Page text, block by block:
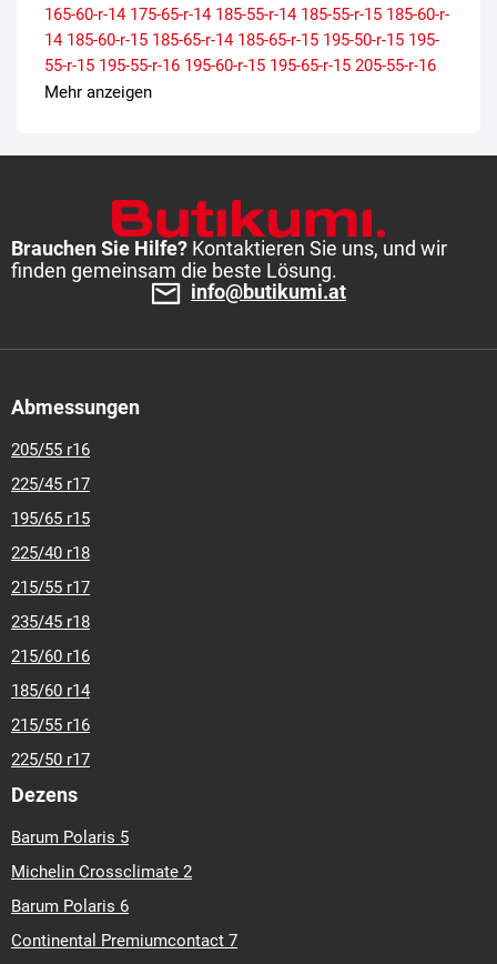
165-60-r-14 175-65-r-14 185-55-r-14 185-55-r-15 185-60-r-
14 185-60-r-15 185-65-r-14 185-65-r-15 195-50-r-15 195-
55-r-15 195-55-r-16 195-60-r-15 195-65-r-15 205-55-r-16
205-60-r-15 205-60-r-16
Mehr anzeigen
Brauchen Sie Hilfe? Kontaktieren Sie uns, und wir
finden gemeinsam die beste Lösung.
info@butikumi.at
Abmessungen
205/55 r16
225/45 r17
195/65 r15
225/40 r18
215/55 r17
235/45 r18
215/60 r16
185/60 r14
215/55 r16
225/50 r17
Dezens
Barum Polaris 5
Michelin Crossclimate 2
Barum Polaris 6
Continental Premiumcontact 7